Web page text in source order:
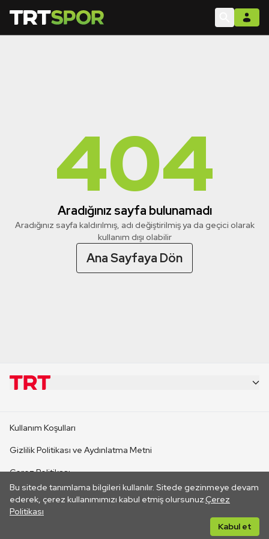
404
Aradığınız sayfa bulunamadı
Aradığınız sayfa kaldırılmış, adı değiştirilmiş ya da geçici olarak
kullanım dışı olabilir
Ana Sayfaya Dön
Bu sitede tanımlama bilgileri kullanılır. Sitede gezinmeye devam
ederek, çerez kullanımımızı kabul etmiş olursunuz.Çerez
Politikası
Kabul et
CANLI YAYINLAR
Kullanım Koşulları
Gizlilik Politikası ve Aydınlatma Metni
Çerez Politikası
İletişim
Her hakkı saklıdır. ©2026 TRT. Bağlantı yoluyla gidilen dış